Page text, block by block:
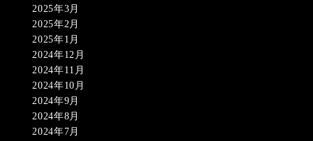
2025年3月
2025年2月
2025年1月
2024年12月
2024年11月
2024年10月
2024年9月
2024年8月
2024年7月